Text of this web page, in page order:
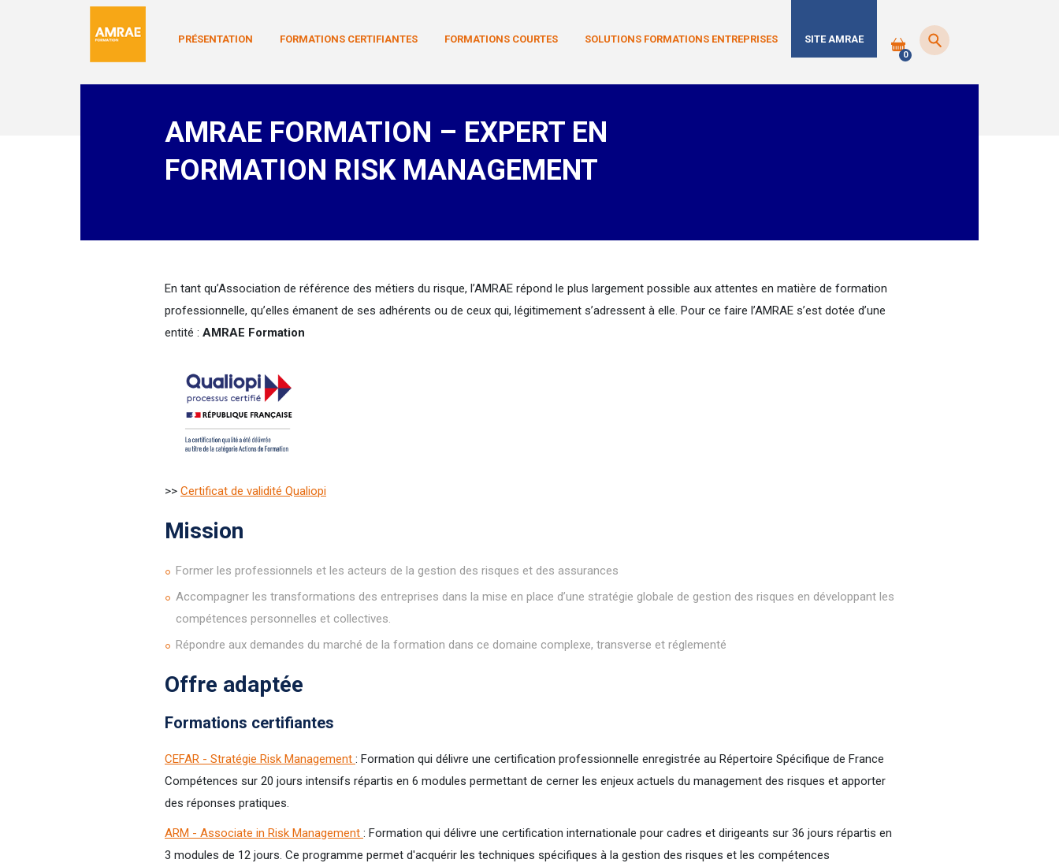
PRÉSENTATION FORMATIONS CERTIFIANTES FORMATIONS COURTES SOLUTIONS FORMATIONS ENTREPRISES SITE AMRAE
0
AMRAE FORMATION – EXPERT EN
FORMATION RISK MANAGEMENT
En tant qu’Association de référence des métiers du risque, l’AMRAE répond le plus largement possible aux attentes en matière de formation
professionnelle, qu’elles émanent de ses adhérents ou de ceux qui, légitimement s’adressent à elle. Pour ce faire l’AMRAE s’est dotée d’une
entité : AMRAE Formation
>> Certificat de validité Qualiopi
Mission
Former les professionnels et les acteurs de la gestion des risques et des assurances
Accompagner les transformations des entreprises dans la mise en place d’une stratégie globale de gestion des risques en développant les
compétences personnelles et collectives.
Répondre aux demandes du marché de la formation dans ce domaine complexe, transverse et réglementé
Offre adaptée
Formations certifiantes
CEFAR - Stratégie Risk Management : Formation qui délivre une certification professionnelle enregistrée au Répertoire Spécifique de France
Compétences sur 20 jours intensifs répartis en 6 modules permettant de cerner les enjeux actuels du management des risques et apporter
des réponses pratiques.
ARM - Associate in Risk Management : Formation qui délivre une certification internationale pour cadres et dirigeants sur 36 jours répartis en
3 modules de 12 jours. Ce programme permet d'acquérir les techniques spécifiques à la gestion des risques et les compétences